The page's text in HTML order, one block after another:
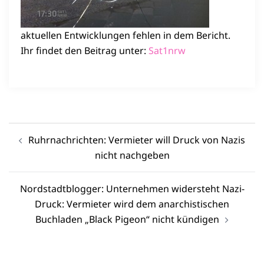
aktuellen Entwicklungen fehlen in dem Bericht.
Ihr findet den Beitrag unter: Sat1nrw
Beitragsnavigation
Ruhrnachrichten: Vermieter will Druck von Nazis
nicht nachgeben
Nordstadtblogger: Unternehmen widersteht Nazi-
Druck: Vermieter wird dem anarchistischen
Buchladen „Black Pigeon“ nicht kündigen